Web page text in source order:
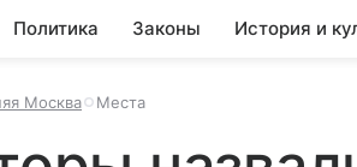
Политика Законы История и
Москва Места